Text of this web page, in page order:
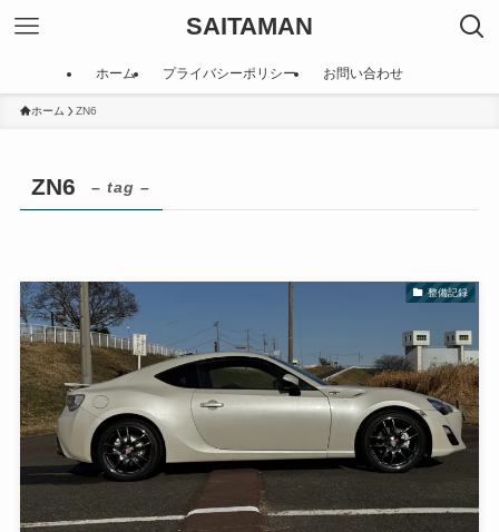
SAITAMAN
ホーム プライバシーポリシー お問い合わせ
ホーム ZN6
ZN6 – tag –
整備記録